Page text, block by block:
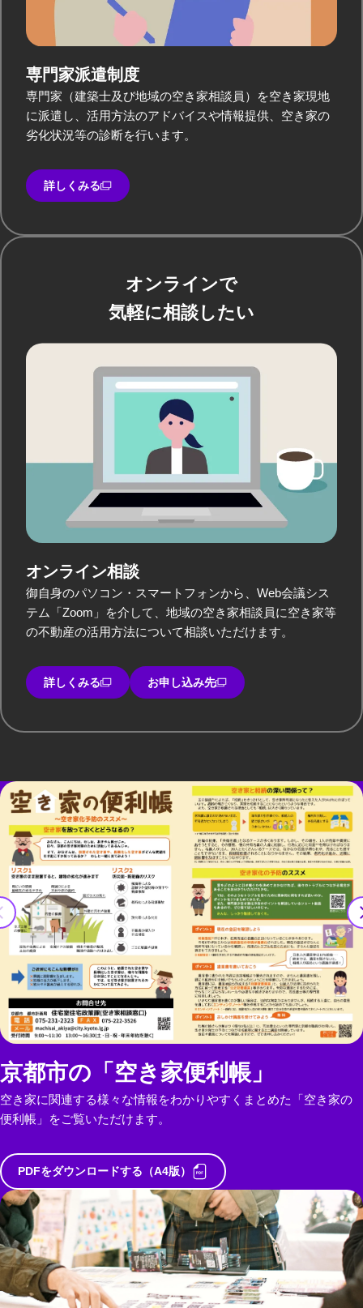
専門家派遣制度
専門家（建築士及び地域の空き家相談員）を空き家現地
に派遣し、活用方法のアドバイスや情報提供、空き家の
劣化状況等の診断を行います。
詳しくみる
オンラインで
気軽に相談したい
オンライン相談
御自身のパソコン・スマートフォンから、Web会議シス
テム「Zoom」を介して、地域の空き家相談員に空き家等
の不動産の活用方法について相談いただけます。
詳しくみる お申し込み先
京都市の「空き家便利帳」
空き家に関連する様々な情報をわかりやすくまとめた「空き家の
便利帳」をご覧いただけます。
PDFをダウンロードする（A4版）